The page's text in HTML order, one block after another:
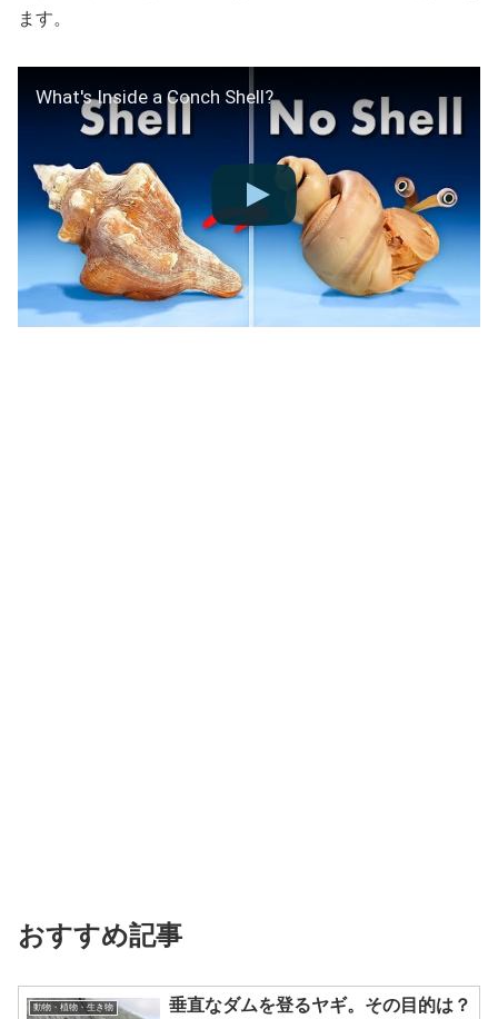
ます。
What's Inside a Conch Shell?
おすすめ記事
動物・植物・生き物 垂直なダムを登るヤギ。その目的は？